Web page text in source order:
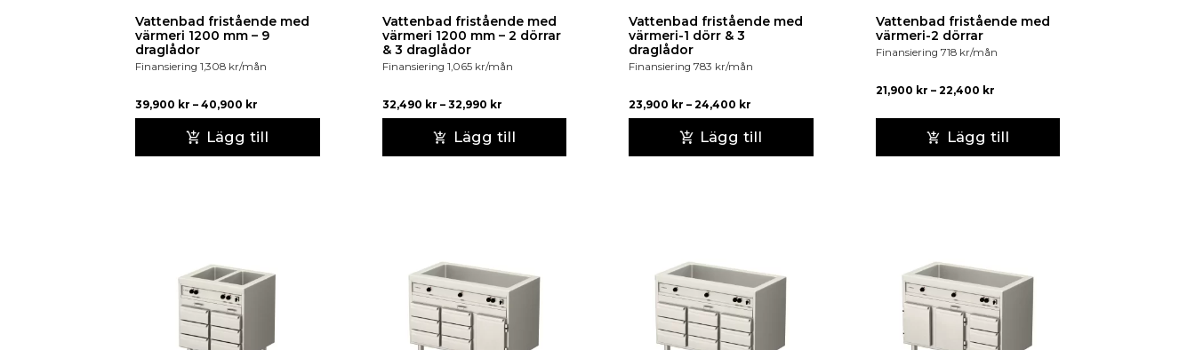
Vattenbad fristående med
värmeri 1200 mm – 9
draglådor
Finansiering 1,308 kr/mån
39,900 kr – 40,900 kr
Lägg till
Vattenbad fristående med
värmeri 1200 mm – 2 dörrar
& 3 draglådor
Finansiering 1,065 kr/mån
32,490 kr – 32,990 kr
Lägg till
Vattenbad fristående med
värmeri-1 dörr & 3
draglådor
Finansiering 783 kr/mån
23,900 kr – 24,400 kr
Lägg till
Vattenbad fristående med
värmeri-2 dörrar
Finansiering 718 kr/mån
21,900 kr – 22,400 kr
Lägg till